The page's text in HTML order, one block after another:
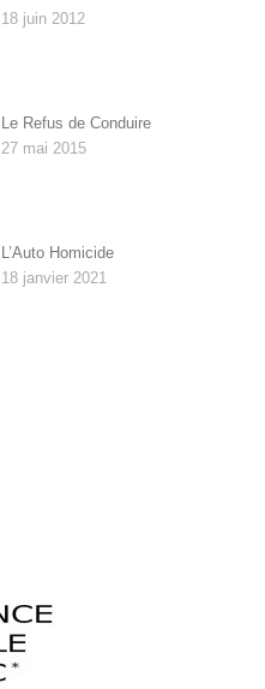
18 juin 2012
Le Refus de Conduire
27 mai 2015
L’Auto Homicide
18 janvier 2021